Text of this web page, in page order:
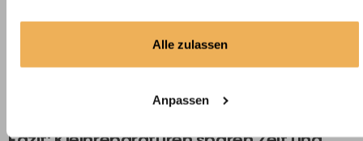
Alle zulassen
Anpassen
Wie kann ich eine Delle in der Holzplatte beheben?
Lässt sich eine Küchenplatte mit defekter Beschichtung